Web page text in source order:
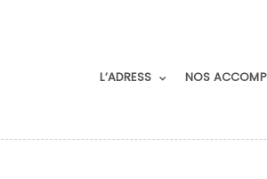
L’ADRESS NOS